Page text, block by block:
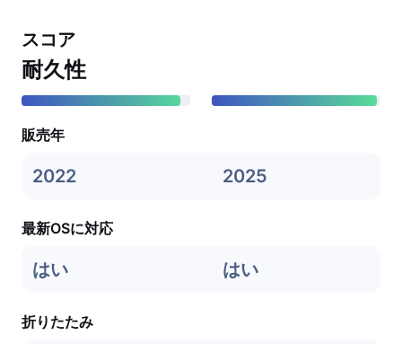
スコア
耐久性
販売年
2022 2025
最新OSに対応
はい はい
折りたたみ